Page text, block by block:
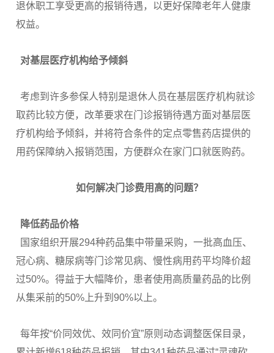
退休职工享受更高的报销待遇，以更好保障老年人健康
权益。
对基层医疗机构给予倾斜
考虑到许多参保人特别是退休人员在基层医疗机构就诊
取药比较方便，改革要求在门诊报销待遇方面对基层医
疗机构给予倾斜，并将符合条件的定点零售药店提供的
用药保障纳入报销范围，方便群众在家门口就医购药。
如何解决门诊费用高的问题？
降低药品价格
国家组织开展294种药品集中带量采购，一批高血压、
冠心病、糖尿病等门诊常见病、慢性病用药平均降价超
过50%。得益于大幅降价，患者使用高质量药品的比例
从集采前的50%上升到90%以上。
每年按“价同效优、效同价宜”原则动态调整医保目录，